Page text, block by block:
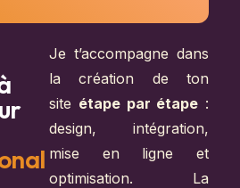
Je t’accompagne dans
la création de ton
site étape par étape :
design, intégration,
mise en ligne et
optimisation. La